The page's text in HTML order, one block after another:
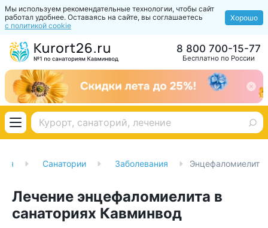
Мы используем рекомендательные технологии, чтобы сайт
работал удобнее. Оставаясь на сайте, вы соглашаетесь
с политикой cookie
Хорошо
Бесплатно по России
8 800 700-15-77
Санатории Заболевания Энцефаломиелит
Лечение энцефаломиелита в
санаториях Кавминвод